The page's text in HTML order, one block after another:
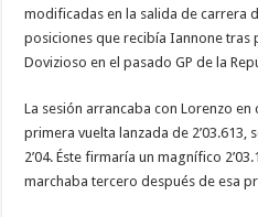
modificadas en la salida de carrera
posiciones que recibía Iannone tras
Dovizioso en el pasado GP de la
La sesión arrancaba con Lorenzo en
primera vuelta lanzada de
2’04. Éste firmaría un magnífico
marchaba tercero después de esa